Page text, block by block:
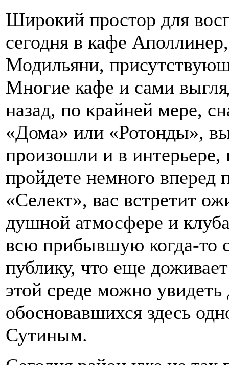
Широкий простор для
сегодня в кафе
Модильяни,
Многие кафе и сами
назад, по крайней мере,
«Дома» или «Ротонды»,
произошли и в
пройдете немного вперед
«Селект», вас встретит
душной атмосфере и
всю прибывшую когда-то
публику, что еще
этой среде можно
обосновавшихся здесь
Сутиным.